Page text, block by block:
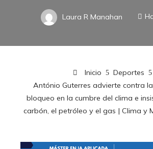
Laura R Manahan
Inicio
Deportes
António Guterres advierte contra
bloqueo en la cumbre del clima e
carbón, el petróleo y el gas | Clima y